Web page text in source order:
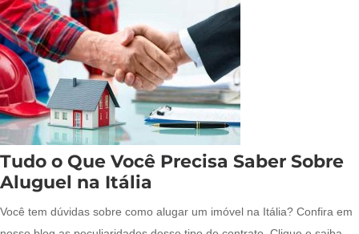
Tudo o Que Você Precisa Saber Sobre
Aluguel na Itália
Você tem dúvidas sobre como alugar um imóvel na Itália? Confira em